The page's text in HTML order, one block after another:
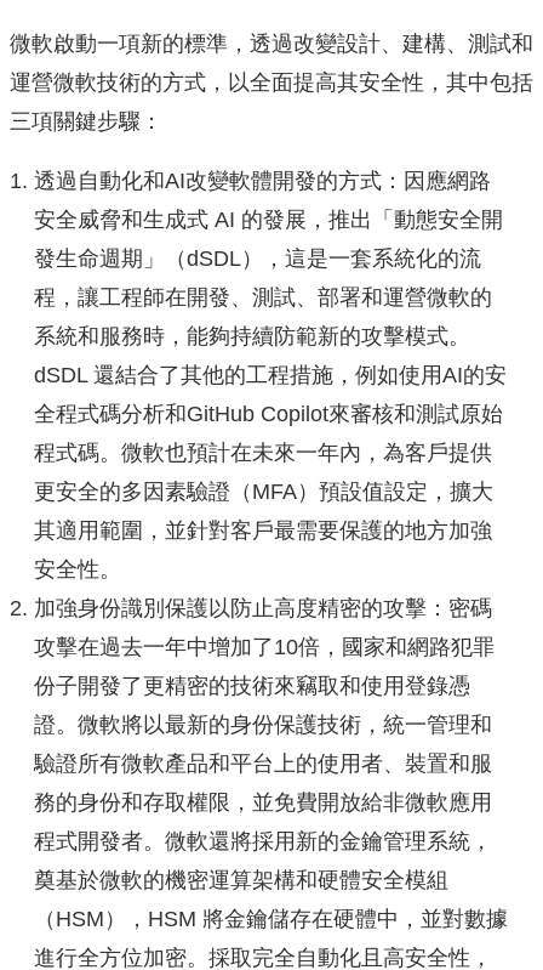
微軟啟動一項新的標準，透過改變設計、建構、測試和
運營微軟技術的方式，以全面提高其安全性，其中包括
三項關鍵步驟：
透過自動化和AI改變軟體開發的方式：因應網路
安全威脅和生成式 AI 的發展，推出「動態安全開
發生命週期」（dSDL），這是一套系統化的流
程，讓工程師在開發、測試、部署和運營微軟的
系統和服務時，能夠持續防範新的攻擊模式。
dSDL 還結合了其他的工程措施，例如使用AI的安
全程式碼分析和GitHub Copilot來審核和測試原始
程式碼。微軟也預計在未來一年內，為客戶提供
更安全的多因素驗證（MFA）預設值設定，擴大
其適用範圍，並針對客戶最需要保護的地方加強
安全性。
加強身份識別保護以防止高度精密的攻擊：密碼
攻擊在過去一年中增加了10倍，國家和網路犯罪
份子開發了更精密的技術來竊取和使用登錄憑
證。微軟將以最新的身份保護技術，統一管理和
驗證所有微軟產品和平台上的使用者、裝置和服
務的身份和存取權限，並免費開放給非微軟應用
程式開發者。微軟還將採用新的金鑰管理系統，
奠基於微軟的機密運算架構和硬體安全模組
（HSM），HSM 將金鑰儲存在硬體中，並對數據
進行全方位加密。採取完全自動化且高安全性，